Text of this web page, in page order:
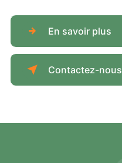
En savoir plus
Contactez-nous